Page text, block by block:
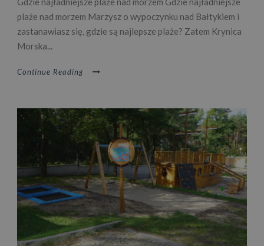
plaże nad morzem Marzysz o wypoczynku nad Bałtykiem i
zastanawiasz się, gdzie są najlepsze plaże? Zatem Krynica
Morska...
Continue Reading